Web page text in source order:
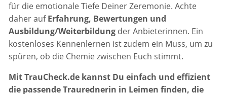
für die emotionale Tiefe Deiner Zeremonie. Achte
daher aufErfahrung, Bewertungen und
Ausbildung/Weiterbildung der Anbieterinnen. Ein
kostenloses Kennenlernen ist zudem ein Muss, um zu
spüren, ob die Chemie zwischen Euch stimmt.
Mit TrauCheck.de kannst Du einfach und effizient
die passende Traurednerin in Leimen finden, die